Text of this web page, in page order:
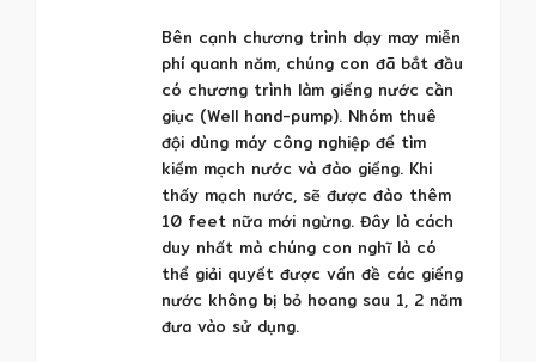
Bên cạnh chương trình dạy may miễn
phí quanh năm, chúng con đã bắt đầu
có chương trình làm giếng nước cần
giục (Well hand-pump). Nhóm thuê
đội dùng máy công nghiệp để tìm
kiếm mạch nước và đào giếng. Khi
thấy mạch nước, sẽ được đào thêm
10 feet nữa mới ngừng. Đây là cách
duy nhất mà chúng con nghĩ là có
thể giải quyết được vấn đề các giếng
nước không bị bỏ hoang sau 1, 2 năm
đưa vào sử dụng.